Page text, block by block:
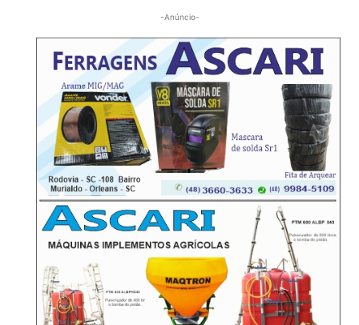
-Anúncio-